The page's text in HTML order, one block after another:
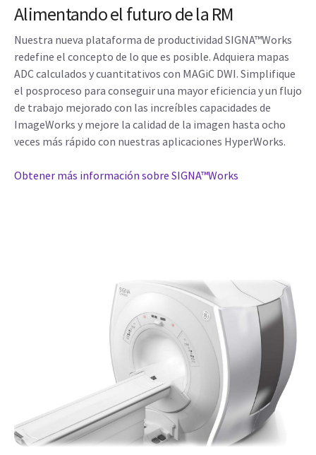
Alimentando el futuro de la RM
Nuestra nueva plataforma de productividad SIGNA™Works
redefine el concepto de lo que es posible. Adquiera mapas
ADC calculados y cuantitativos con MAGiC DWI. Simplifique
el posproceso para conseguir una mayor eficiencia y un flujo
de trabajo mejorado con las increíbles capacidades de
ImageWorks y mejore la calidad de la imagen hasta ocho
veces más rápido con nuestras aplicaciones HyperWorks.
Obtener más información sobre SIGNA™Works